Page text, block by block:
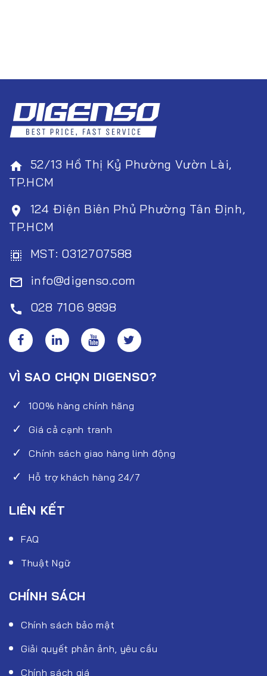
home 52/13 Hồ Thị Kỷ Phường Vườn Lài,
TP.HCM
room
124 Điện Biên Phủ Phường Tân Định,
TP.HCM
select_all MST: 0312707588
mail_outline info@digenso.com
call 028 7106 9898
VÌ SAO CHỌN DIGENSO?
100% hàng chính hãng
Giá cả cạnh tranh
Chính sách giao hàng linh động
Hỗ trợ khách hàng 24/7
LIÊN KẾT
FAQ
Thuật Ngữ
CHÍNH SÁCH
Chính sách bảo mật
Giải quyết phản ảnh, yêu cầu
Chính sách giá